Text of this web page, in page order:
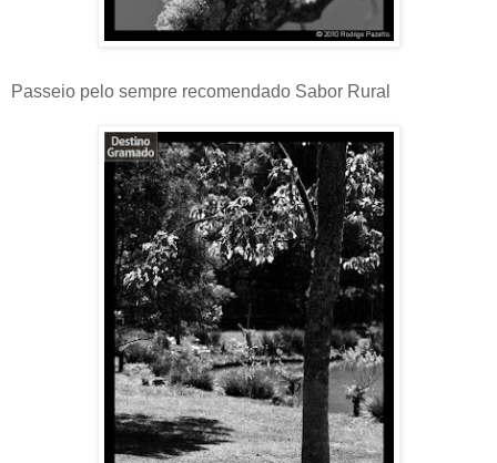
Passeio pelo sempre recomendado Sabor Rural